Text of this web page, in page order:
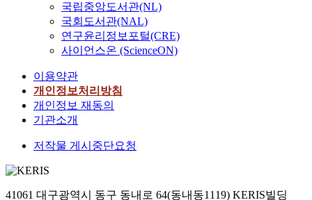
국립중앙도서관(NL)
국회도서관(NAL)
연구윤리정보포털(CRE)
사이언스온 (ScienceON)
이용약관
개인정보처리방침
개인정보 재동의
기관소개
저작물 게시중단요청
41061 대구광역시 동구 동내로 64(동내동1119) KERIS빌딩